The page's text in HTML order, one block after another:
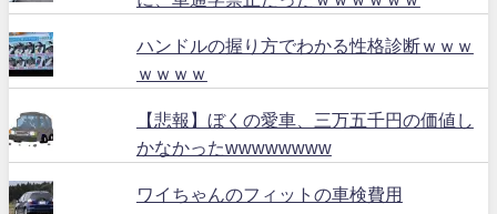
ハンドルの握り方でわかる性格診断ｗｗｗ
ｗｗｗｗ
【悲報】ぼくの愛車、三万五千円の価値し
かなかったwwwwwwww
ワイちゃんのフィットの車検費用